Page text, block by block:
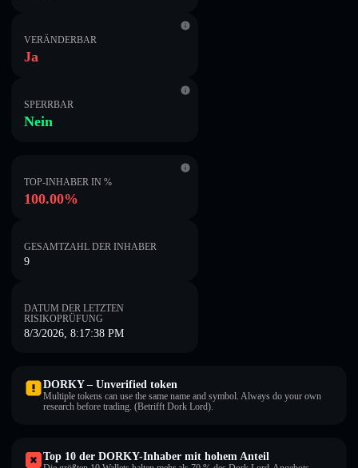
VERÄNDERBAR
Ja
SPERRBAR
Nein
TOP-INHABER IN %
100.00%
GESAMTZAHL DER INHABER
9
DATUM DER LETZTEN
RISIKOPRÜFUNG
8/3/2026, 8:17:38 PM
DORKY – Unverified token
Multiple tokens can use the same name and symbol. Always do your own
research before trading. (Betrifft Dork Lord).
Top 10 der DORKY-Inhaber mit hohem Anteil